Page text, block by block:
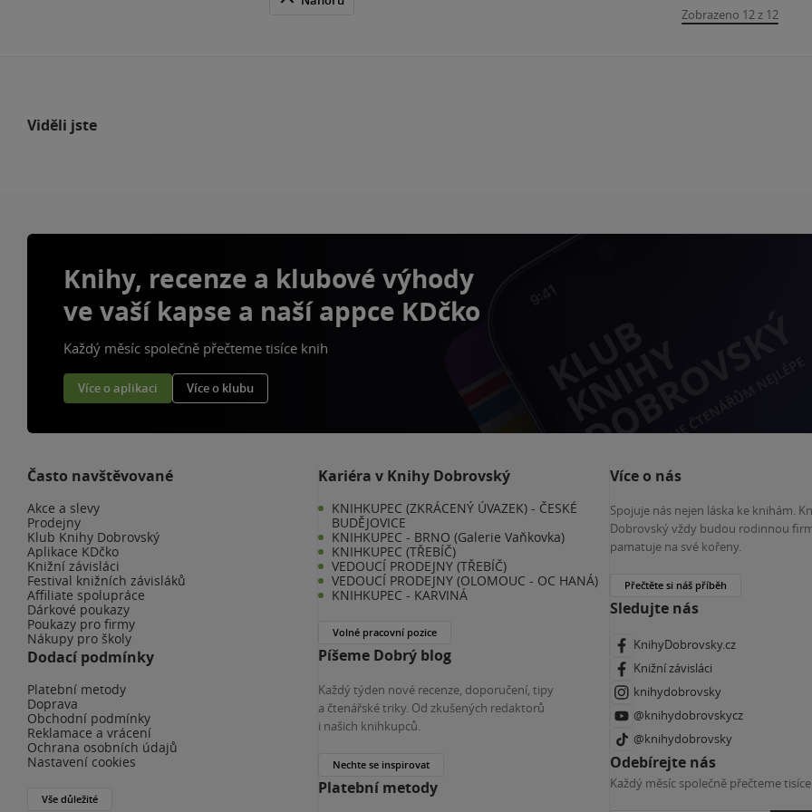
Zobrazeno 12 z 12
Viděli jste
Knihy, recenze a klubové výhody
ve vaší kapse a naší appce KDčko
Každý měsíc společně přečteme tisíce knih
Více o aplikaci Více o klubu
Často navštěvované
Akce a slevy
Prodejny
Klub Knihy Dobrovský
Aplikace KDčko
Knižní závisláci
Festival knižních závisláků
Affiliate spolupráce
Dárkové poukazy
Poukazy pro firmy
Nákupy pro školy
Dodací podmínky
Platební metody
Doprava
Obchodní podmínky
Reklamace a vrácení
Ochrana osobních údajů
Nastavení cookies
Vše důležité
Kariéra v Knihy Dobrovský
KNIHKUPEC (ZKRÁCENÝ ÚVAZEK) - ČESKÉ
BUDĚJOVICE
KNIHKUPEC - BRNO (Galerie Vaňkovka)
KNIHKUPEC (TŘEBÍČ)
VEDOUCÍ PRODEJNY (TŘEBÍČ)
VEDOUCÍ PRODEJNY (OLOMOUC - OC HANÁ)
KNIHKUPEC - KARVINÁ
Volné pracovní pozice
Píšeme Dobrý blog
Každý týden nové recenze, doporučení, tipy
a čtenářské triky. Od zkušených redaktorů
i našich knihkupců.
Nechte se inspirovat
Platební metody
Více o nás
Spojuje nás nejen láska ke knihám.
Dobrovský vždy budou rodinnou
pamatuje na své kořeny.
Přečtěte si náš příběh
Sledujte nás
KnihyDobrovsky.cz
Knižní závisláci
knihydobrovsky
@knihydobrovskycz
@knihydobrovsky
Odebírejte nás
Každý měsíc společně přečteme